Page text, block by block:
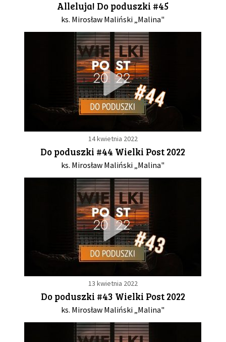
DRUŻYNA
WESPRZYJ NAS
PARTNERZY
NEWSLETTER
DLA MEDIÓW
KONTAKT
Alleluja! Do poduszki #45
ks. Mirosław Maliński „Malina"
14 kwietnia 2022
Do poduszki #44 Wielki Post 2022
ks. Mirosław Maliński „Malina"
13 kwietnia 2022
Do poduszki #43 Wielki Post 2022
ks. Mirosław Maliński „Malina"